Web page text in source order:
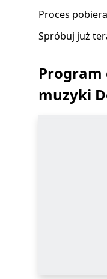
Proces
Spróbuj już
Program
muzyki